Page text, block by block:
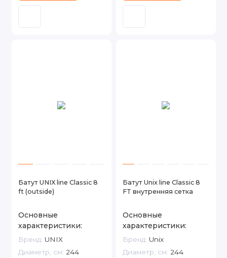
Батут UNIX line Classic 8
ft (outside)
Основные
характеристики:
Бренд: UNIX
Диаметр, см: 244
Батут Unix line Classic 8
FT внутренняя сетка
Основные
характеристики:
Бренд: Unix
Диаметр, см: 244